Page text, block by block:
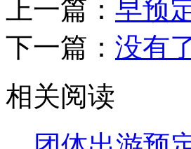
优惠
¥9800